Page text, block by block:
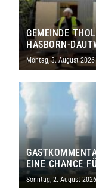
GEMEINDE
HASBORN-
MILLIONEN EURO
Montag, 3. August 2026
EINE CHANCE
SAARLAND
Sonntag, 2. August 2026